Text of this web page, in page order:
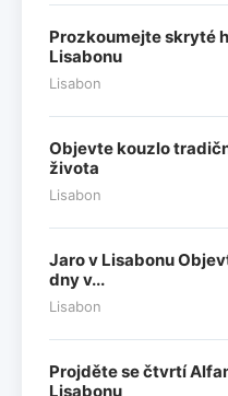
Prozkoumejte skryté
Lisabonu
Lisabon
Objevte kouzlo
života
Lisabon
Jaro v Lisabonu
dny v...
Lisabon
Projděte se čtvrtí
Lisabonu